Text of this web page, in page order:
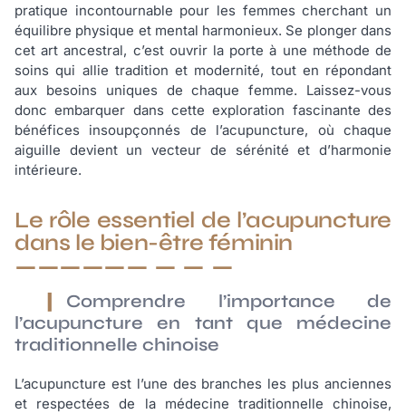
pratique incontournable pour les femmes cherchant un
équilibre physique et mental harmonieux. Se plonger dans
cet art ancestral, c’est ouvrir la porte à une méthode de
soins qui allie tradition et modernité, tout en répondant
aux besoins uniques de chaque femme. Laissez-vous
donc embarquer dans cette exploration fascinante des
bénéfices insoupçonnés de l’acupuncture, où chaque
aiguille devient un vecteur de sérénité et d’harmonie
intérieure.
Le rôle essentiel de l’acupuncture
dans le bien-être féminin
Comprendre l’importance de
l’acupuncture en tant que médecine
traditionnelle chinoise
L’acupuncture est l’une des branches les plus anciennes
et respectées de la médecine traditionnelle chinoise,